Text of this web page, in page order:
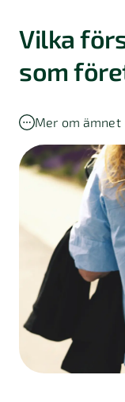
Om Fortnox
Karriär
Kontakt
Vilka
som
Mer om ämnet